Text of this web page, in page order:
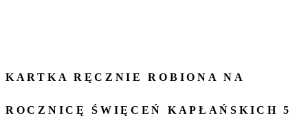
KARTKA RĘCZNIE ROBIONA NA
ROCZNICĘ ŚWIĘCEŃ KAPŁAŃSKICH 5